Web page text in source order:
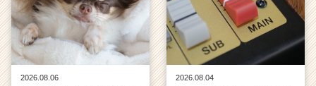
2026.08.06
2026.08.04